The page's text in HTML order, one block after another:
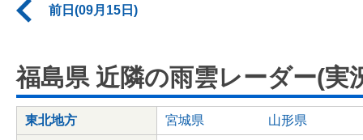
前日(09月15日)
福島県 近隣の雨雲レーダー(実
東北地方 宮城県 山形県